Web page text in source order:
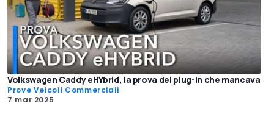
Volkswagen Caddy eHYbrid, la prova del plug-in che mancava
Prove Veicoli Commerciali
7 mar 2025